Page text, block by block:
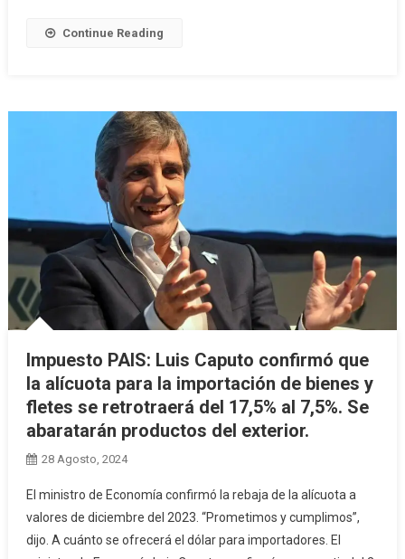
Continue Reading
Impuesto PAIS: Luis Caputo confirmó que
la alícuota para la importación de bienes y
fletes se retrotraerá del 17,5% al 7,5%. Se
abaratarán productos del exterior.
28 Agosto, 2024
El ministro de Economía confirmó la rebaja de la alícuota a
valores de diciembre del 2023. “Prometimos y cumplimos”,
dijo. A cuánto se ofrecerá el dólar para importadores. El